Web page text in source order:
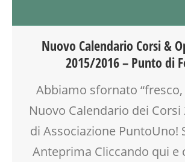
TEENAGER
TEMPO LIBERO
VIA FARUFFINI
BENESSERE
CALENDARIO CORSI
DOPO SCUOLA
ENGLISH
GENITORE
INGLESE PER BAMBINI E RAGAZZI
Nuovo Calendario Corsi &
2015/2016 – Punto di
Abbiamo sfornato “fresco,
Nuovo Calendario dei Corsi
di Associazione PuntoUno!
Anteprima Cliccando qui e